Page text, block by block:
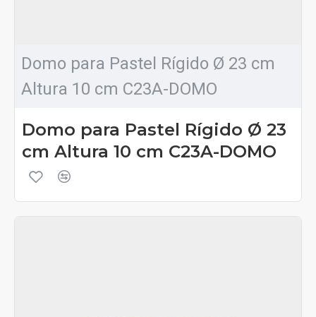
Domo para Pastel Rígido Ø 23 cm
Altura 10 cm C23A-DOMO
Domo para Pastel Rígido Ø 23
cm Altura 10 cm C23A-DOMO